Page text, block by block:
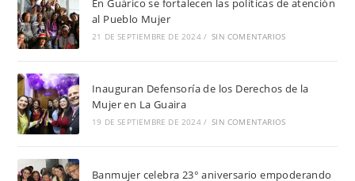
En Guárico se fortalecen las políticas de atención
al Pueblo Mujer
21 DE SEPTIEMBRE DE 2024 / SIN COMENTARIOS
Inauguran Defensoría de los Derechos de la
Mujer en La Guaira
19 DE SEPTIEMBRE DE 2024 / SIN COMENTARIOS
Banmujer celebra 23° aniversario empoderando